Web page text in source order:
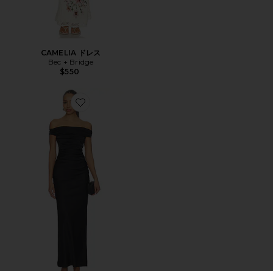
CAMELIA ドレス
Bec + Bridge
$550
Favorite ETERNITY ドレス